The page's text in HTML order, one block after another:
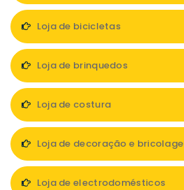
Loja de bicicletas
Loja de brinquedos
Loja de costura
Loja de decoração e bricolage
Loja de electrodomésticos